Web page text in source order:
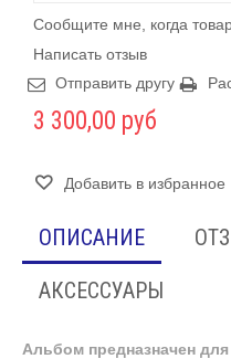
Сообщите мне, когда
Написать отзыв
Отправить другу
3 300,00 руб
Добавить в избранное
ОПИСАНИЕ
АКСЕССУАРЫ
Альбом предназначен